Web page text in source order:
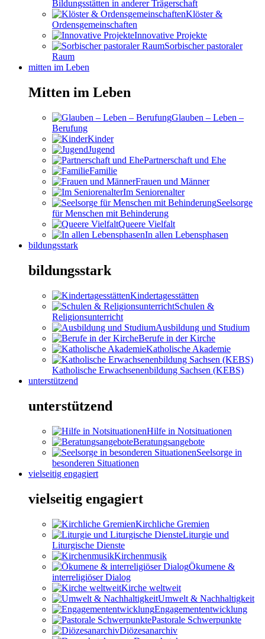
Bildungsstätten in anderer Trägerschaft
Klöster &
Ordensgemeinschaften
Innovative Projekte
Sorbischer pastoraler
Raum
mitten im Leben
Mitten im Leben
Glauben – Leben –
Berufung
Kinder
Jugend
Partnerschaft und Ehe
Familie
Frauen und Männer
Im Seniorenalter
Seelsorge
für Menschen mit Behinderung
Queere Vielfalt
In allen Lebensphasen
bildungsstark
bildungsstark
Kindertagesstätten
Schulen &
Religionsunterricht
Ausbildung und Studium
Berufe in der Kirche
Katholische Akademie
Katholische Erwachsenenbildung Sachsen (KEBS)
unterstützend
unterstützend
Hilfe in Notsituationen
Beratungsangebote
Seelsorge in
besonderen Situationen
vielseitig engagiert
vielseitig engagiert
Kirchliche Gremien
Liturgie und
Liturgische Dienste
Kirchenmusik
Ökumene &
interreligiöser Dialog
Kirche weltweit
Umwelt & Nachhaltigkeit
Engagemententwicklung
Pastorale Schwerpunkte
Diözesanarchiv